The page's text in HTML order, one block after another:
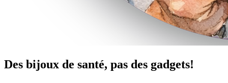
Des bijoux de santé, pas des gadgets!